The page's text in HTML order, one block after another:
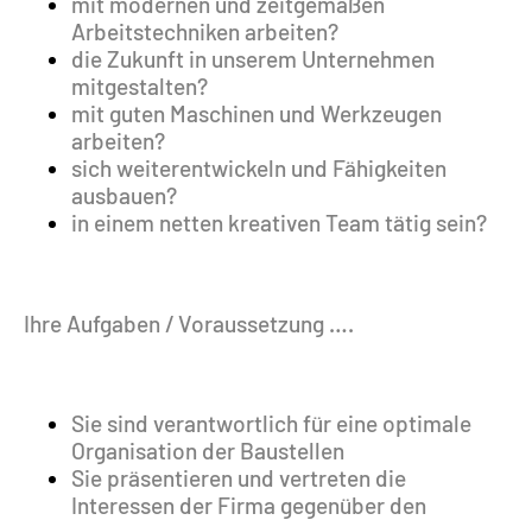
Arbeitstechniken arbeiten?
die Zukunft in unserem Unternehmen
mitgestalten?
mit guten Maschinen und Werkzeugen
arbeiten?
sich weiterentwickeln und Fähigkeiten
ausbauen?
in einem netten kreativen Team tätig sein?
Ihre Aufgaben / Voraussetzung ….
Sie sind verantwortlich für eine optimale
Organisation der Baustellen
​Sie präsentieren und vertreten die
Interessen der Firma gegenüber den